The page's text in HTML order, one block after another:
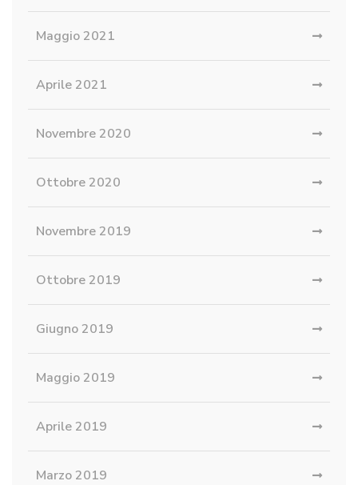
Maggio 2021
Aprile 2021
Novembre 2020
Ottobre 2020
Novembre 2019
Ottobre 2019
Giugno 2019
Maggio 2019
Aprile 2019
Marzo 2019